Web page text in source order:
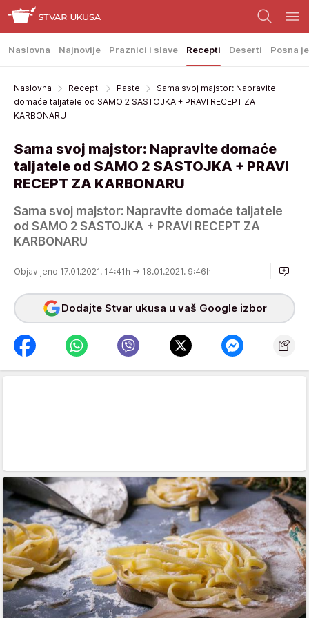
Naslovna Najnovije Praznici i slave Recepti Deserti Posna
Naslovna Recepti Paste
Sama svoj majstor: Napravite
domaće taljatele od SAMO 2 SASTOJKA + PRAVI RECEPT ZA
KARBONARU
Sama svoj majstor: Napravite domaće
taljatele od SAMO 2 SASTOJKA + PRAVI
RECEPT ZA KARBONARU
Sama svoj majstor: Napravite domaće taljatele
od SAMO 2 SASTOJKA + PRAVI RECEPT ZA
KARBONARU
Objavljeno 17.01.2021. 14:41h → 18.01.2021. 9:46h
Dodajte Stvar ukusa u vaš Google izbor